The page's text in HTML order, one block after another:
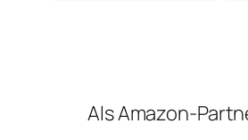
Als Amazon-